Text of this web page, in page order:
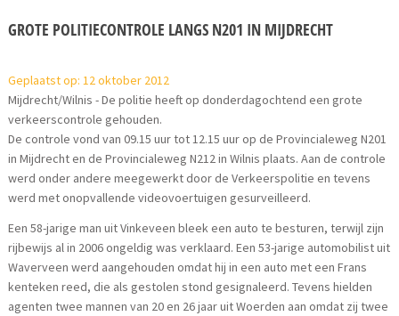
GROTE POLITIECONTROLE LANGS N201 IN MIJDRECHT
Geplaatst op: 12 oktober 2012
Mijdrecht/Wilnis - De politie heeft op donderdagochtend een grote
verkeerscontrole gehouden.
De controle vond van 09.15 uur tot 12.15 uur op de Provincialeweg N201
in Mijdrecht en de Provincialeweg N212 in Wilnis plaats. Aan de controle
werd onder andere meegewerkt door de Verkeerspolitie en tevens
werd met onopvallende videovoertuigen gesurveilleerd.
Een 58-jarige man uit Vinkeveen bleek een auto te besturen, terwijl zijn
rijbewijs al in 2006 ongeldig was verklaard. Een 53-jarige automobilist uit
Waverveen werd aangehouden omdat hij in een auto met een Frans
kenteken reed, die als gestolen stond gesignaleerd. Tevens hielden
agenten twee mannen van 20 en 26 jaar uit Woerden aan omdat zij twee